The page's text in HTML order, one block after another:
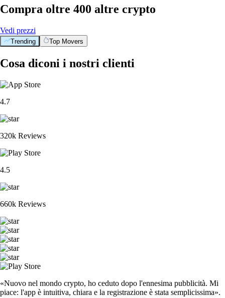
Compra oltre 400 altre crypto
Vedi prezzi
Trending Top Movers
Cosa diconi i nostri clienti
4.7
320k Reviews
4.5
660k Reviews
«Nuovo nel mondo crypto, ho ceduto dopo l'ennesima pubblicità. Mi
piace: l'app è intuitiva, chiara e la registrazione è stata semplicissima».